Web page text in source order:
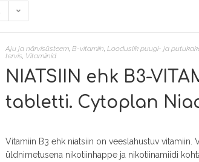
Aju ja närvisüsteem ,B-vitamiin ,Looduslik puugi- ja
tervis Vitamiinid
NIATSIIN ehk B3-
tabletti. Cytoplan
Vitamiin B3 ehk niatsiin on veeslahustuv vitamiin.
üldnimetusena nikotiinhappe ja nikotiinamiidi